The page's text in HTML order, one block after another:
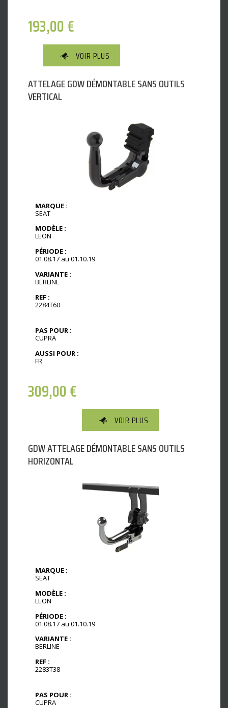
193,00€
VOIR PLUS
ATTELAGE GDW DÉMONTABLE SANS OUTILS
VERTICAL
MARQUE :
SEAT
MODÈLE :
LEON
PÉRIODE :
01.08.17 au 01.10.19
VARIANTE :
BERLINE
REF :
2284T60
PAS POUR :
CUPRA
AUSSI POUR :
FR
309,00€
VOIR PLUS
GDW ATTELAGE DÉMONTABLE SANS OUTILS
HORIZONTAL
MARQUE :
SEAT
MODÈLE :
LEON
PÉRIODE :
01.08.17 au 01.10.19
VARIANTE :
BERLINE
REF :
2283T38
PAS POUR :
CUPRA